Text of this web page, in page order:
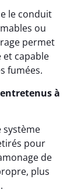
le conduit
ou
permet
capable
fumées.
à
système
pour
de
plus